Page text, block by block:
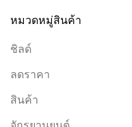
หมวดหมู่สินค้า
ชิลด์
ลดราคา
สินค้า